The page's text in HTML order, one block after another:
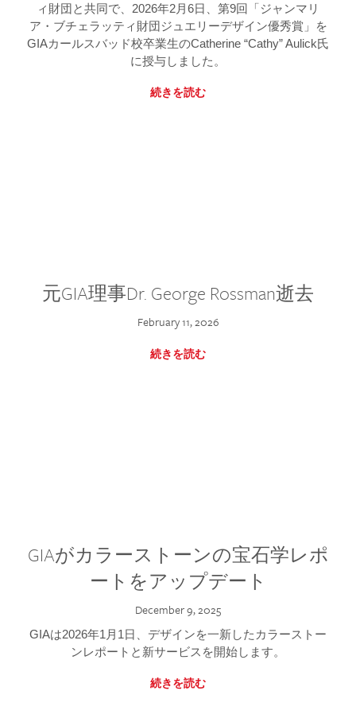
ィ財団と共同で、2026年2月6日、第9回「ジャンマリ
ア・ブチェラッティ財団ジュエリーデザイン優秀賞」を
GIAカールスバッド校卒業生のCatherine “Cathy” Aulick氏
に授与しました。
続きを読む
元GIA理事Dr. George Rossman逝去
February 11, 2026
続きを読む
GIAがカラーストーンの宝石学レポ
ートをアップデート
December 9, 2025
GIAは2026年1月1日、デザインを一新したカラーストー
ンレポートと新サービスを開始します。
続きを読む